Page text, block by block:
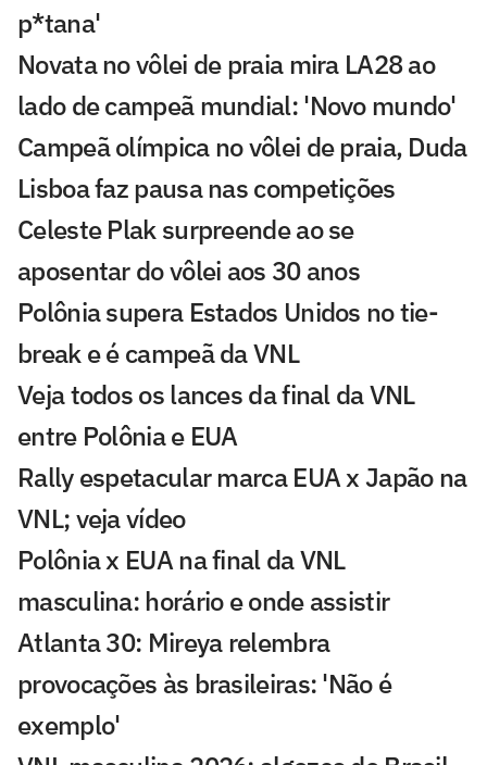
p*tana'
Novata no vôlei de praia mira LA28 ao
lado de campeã mundial: 'Novo mundo'
Campeã olímpica no vôlei de praia, Duda
Lisboa faz pausa nas competições
Celeste Plak surpreende ao se
aposentar do vôlei aos 30 anos
Polônia supera Estados Unidos no tie-
break e é campeã da VNL
Veja todos os lances da final da VNL
entre Polônia e EUA
Rally espetacular marca EUA x Japão na
VNL; veja vídeo
Polônia x EUA na final da VNL
masculina: horário e onde assistir
Atlanta 30: Mireya relembra
provocações às brasileiras: 'Não é
exemplo'